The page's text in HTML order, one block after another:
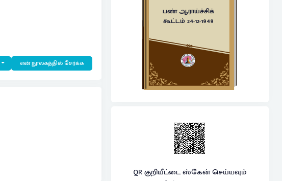
என் நூலகத்தில் சேர்க்க
பண் ஆராய்ச்சிக்
கூட்டம் 24-12-1949
QR குறியீட்டை ஸ்கேன் செய்யவும்